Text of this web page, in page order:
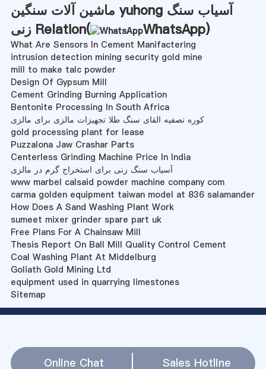
ماشین آلات سنگین yuhong آسیاب سنگ
زنی Relation(
WhatsApp)
What Are Sensors In Cement Manifactering
intrusion detection mining security gold mine
mill to make talc powder
Design Of Gypsum Mill
Cement Grinding Burning Application
Bentonite Processing In South Africa
کوره تصفیه القای سنگ طلا تجهیزات مالزی برای مالزی
gold processing plant for lease
Puzzalona Jaw Crashar Parts
Centerless Grinding Machine Price In India
آسیاب سنگ زنی برای استخراج گرم در مالزی
www marbel calsaid powder machine company com
carma golden equipment taiwan model at 836 salamander
How Does A Sand Washing Plant Work
sumeet mixer grinder spare part uk
Free Plans For A Chainsaw Mill
Thesis Report On Ball Mill Quality Control Cement
Coal Washing Plant At Middelburg
Goliath Gold Mining Ltd
equipment used in quarrying limestones
Sitemap
Online Chat Sales Hotline